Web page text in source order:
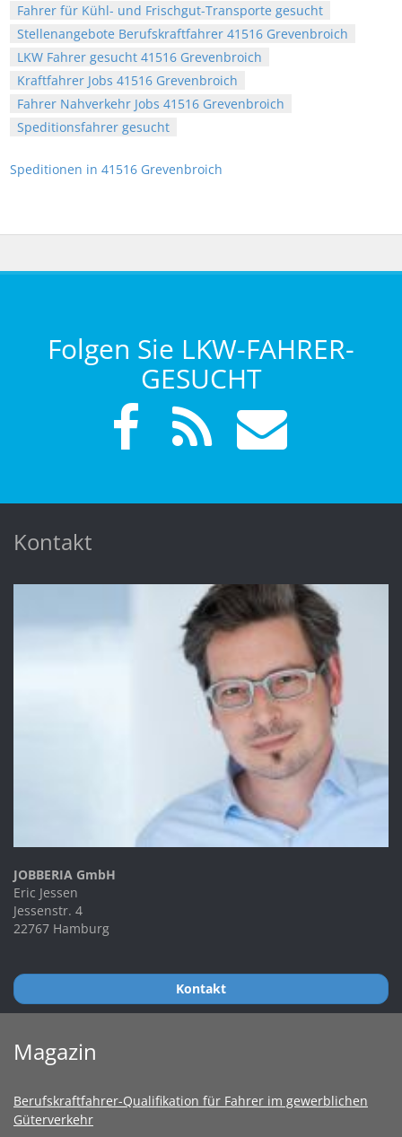
Fahrer für Kühl- und Frischgut-Transporte gesucht
Stellenangebote Berufskraftfahrer 41516 Grevenbroich
LKW Fahrer gesucht 41516 Grevenbroich
Kraftfahrer Jobs 41516 Grevenbroich
Fahrer Nahverkehr Jobs 41516 Grevenbroich
Speditionsfahrer gesucht
Speditionen in 41516 Grevenbroich
Folgen Sie LKW-FAHRER-
GESUCHT
Kontakt
JOBBERIA GmbH
Eric Jessen
Jessenstr. 4
22767 Hamburg
Kontakt
Magazin
Berufskraftfahrer-Qualifikation für Fahrer im gewerblichen
Güterverkehr